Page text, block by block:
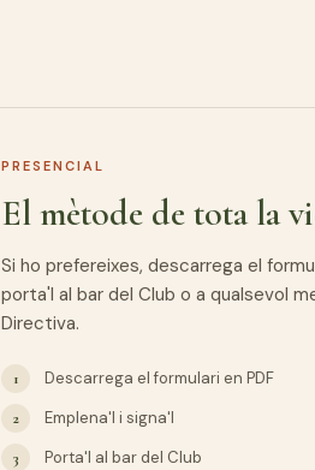
PRESENCIAL
El mètode de tota la
Si ho prefereixes, descarrega el
porta'l al bar del Club o a qualsevol
Directiva.
Descarrega el formulari en PDF
Emplena'l i signa'l
Porta'l al bar del Club